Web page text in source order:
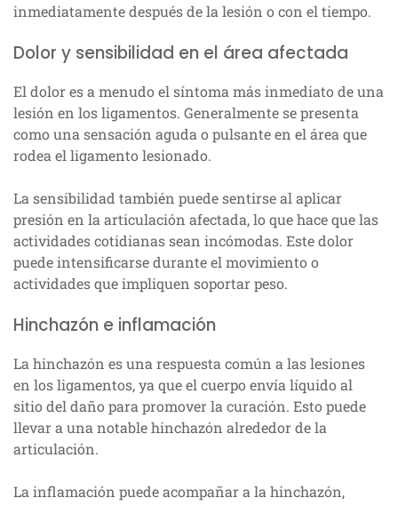
inmediatamente después de la lesión o con el tiempo.
Dolor y sensibilidad en el área afectada
El dolor es a menudo el síntoma más inmediato de una
lesión en los ligamentos. Generalmente se presenta
como una sensación aguda o pulsante en el área que
rodea el ligamento lesionado.
La sensibilidad también puede sentirse al aplicar
presión en la articulación afectada, lo que hace que las
actividades cotidianas sean incómodas. Este dolor
puede intensificarse durante el movimiento o
actividades que impliquen soportar peso.
Hinchazón e inflamación
La hinchazón es una respuesta común a las lesiones
en los ligamentos, ya que el cuerpo envía líquido al
sitio del daño para promover la curación. Esto puede
llevar a una notable hinchazón alrededor de la
articulación.
La inflamación puede acompañar a la hinchazón,